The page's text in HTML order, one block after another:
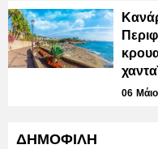
06
ΔΗΜΟΦΙΛΗ